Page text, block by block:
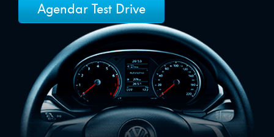
Agendar Test Drive